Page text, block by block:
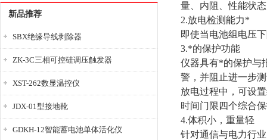
新品推荐
SBX绝缘导线剥除器
ZK-3C三相可控硅调压触发器
XST-262数显温控仪
JDX-01型接地靴
GDKH-12智能蓄电池单体活化仪
量、内阻、性能状
2.放电检测能力*
即使当电池组电压
3.*的保护功能
仪器具有*的保护与
警，并阻止进一步
放电过程中，可设
时间门限四个综合
4.体积小，重量轻
针对通信与电力行